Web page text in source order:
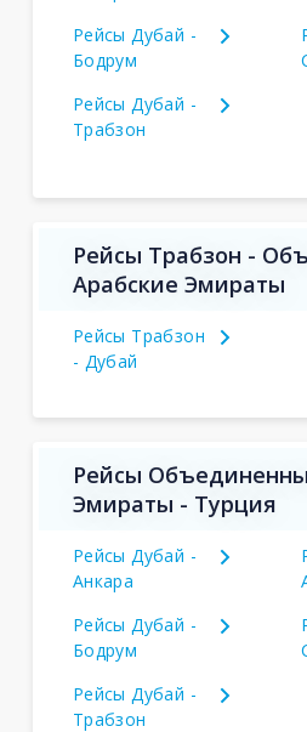
Рейсы Дубай -
Бодрум
Рейсы Дубай -
Трабзон
Рейсы Трабзон -
Арабские Эмираты
Рейсы Трабзон
- Дубай
Рейсы
Эмираты - Турция
Рейсы Дубай -
Анкара
Рейсы Дубай -
Бодрум
Рейсы Дубай -
Трабзон